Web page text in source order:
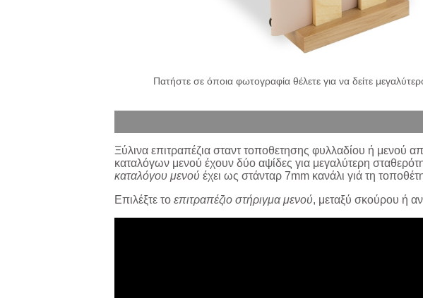
Πατήστε σε όποια φωτογραφία θέλετε για να δείτε
Ξύλινα επιτραπέζια σταντ τοποθετησης φυλλαδίου ή μενού
καταλόγων μενού έχουν δύο αψίδες για μεγαλύτερη
καταλόγου μενού έχει ως στάνταρ 7mm κανάλι γιά τη
Επιλέξτε το επιτραπέζιο στήριγμα μενού, μεταξύ σκούρου ή